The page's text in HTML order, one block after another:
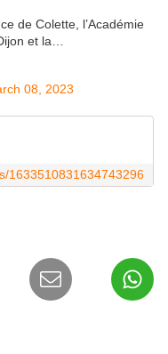
de Colette, l’Académie
et la…
08, 2023
1633510831634743296